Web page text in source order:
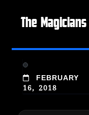
The
FEBRUARY
16, 2018